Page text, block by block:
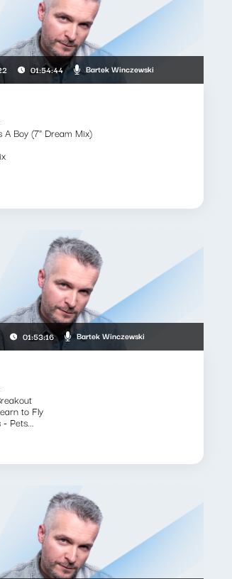
01:54:44 Bartek Winczewski
A Boy (7" Dream Mix)
01:53:16 Bartek Winczewski
to Fly
Pets...